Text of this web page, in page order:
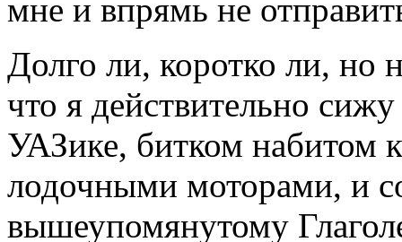
мне и впрямь не
Долго ли, коротко ли, но
что я действительно
УАЗике, битком набитом
лодочными моторами, и
вышеупомянутому